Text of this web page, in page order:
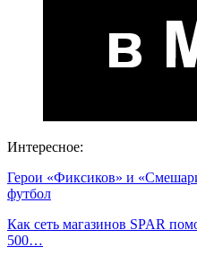
Интересное:
Герои «Фиксиков» и
футбол
Как сеть магазинов SPAR
500…